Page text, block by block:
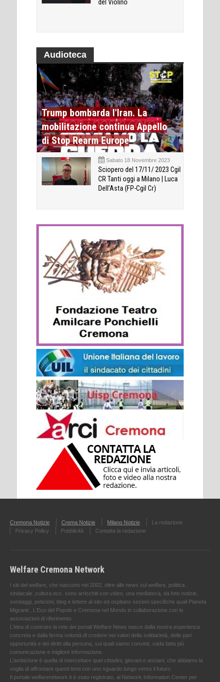
del Violino
Audioteca
Trump bombarda l'Iran. La
mobilitazione continua Appello
di Stop Rearm Europe
Sabato 18 Novembre 2023
Sciopero del 17/11/ 2023 Cgil
CR Tanti oggi a Milano | Luca
Dell’Asta (FP-Cgil Cr)
Cremona Notizie Crema Notizie Milano Notizie
La redazione
Privacy Policy
Pubblicità Contatta la redazione
Welfare Cremona Network
I siti del welfare, che nascono nel 2002, oltre alle news sul welfare, politica ,
sindacale ,cultura ecc. sono arricchiti con video, una mediateca, da foto notizie,
sondaggi, petizioni, blog e lettere al sito ed ospitano sezioni specifiche quali Pianeta
Migranti , L'Eco del Popolo e Cremona nel Mondo in collaborazione con le
associazioni di riferimento.
L'idea di costruire la rete dei portali Welfare News nasce dalla nostra esperienza
concreta e dalla ferma volontà di credere nei valori della solidarietà, delle pari
opportunità e dei diritti alla persona, sui quali siamo convinti, vada fatta più
comunicazione e migliore informazione.
L'ambizione è quella di intercettare quei cittadini, giovani o anziani, che abbiamo la
voglia di affrontare questi temi con uno sguardo lungo verso il futuro.
Il portale welfarenetwork.it è stato registrato, al Network Information Center per